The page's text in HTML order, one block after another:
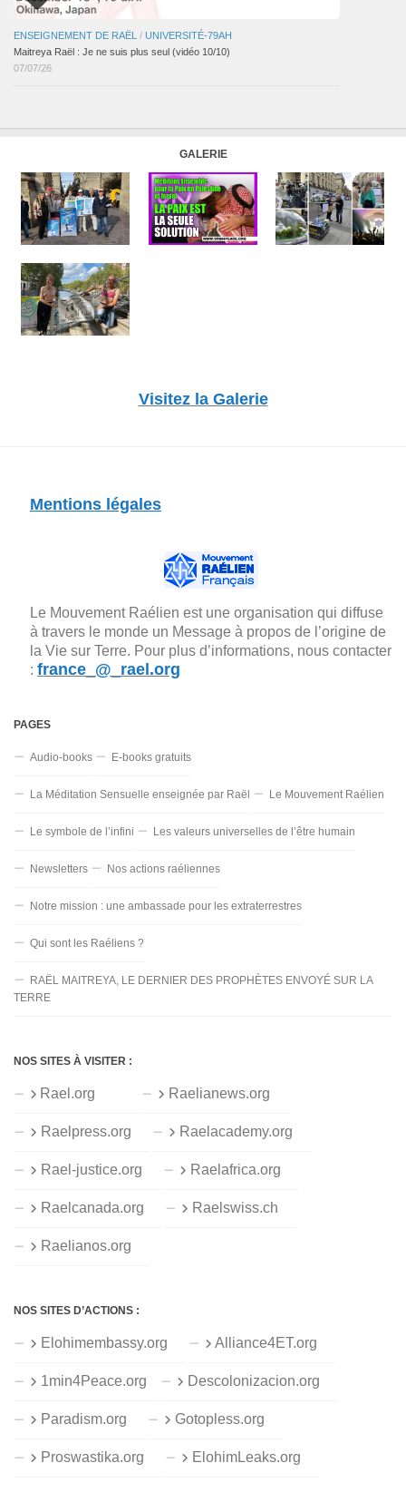
ENSEIGNEMENT DE RAËL / UNIVERSITÉ-79AH
Maitreya Raël : Je ne suis plus seul (vidéo 10/10)
07/07/26
GALERIE
Visitez la Galerie
Mentions légales
Le Mouvement Raélien est une organisation qui diffuse
à travers le monde un Message à propos de l’origine de
la Vie sur Terre. Pour plus d’informations, nous contacter
: france_@_rael.org
PAGES
Audio-books E-books gratuits
La Méditation Sensuelle enseignée par Raël Le Mouvement Raélien
Le symbole de l’infini Les valeurs universelles de l’être humain
Newsletters Nos actions raéliennes
Notre mission : une ambassade pour les extraterrestres
Qui sont les Raéliens ?
RAËL MAITREYA, LE DERNIER DES PROPHÈTES ENVOYÉ SUR LA
TERRE
NOS SITES À VISITER :
Rael.org Raelianews.org
Raelpress.org Raelacademy.org
Rael-justice.org Raelafrica.org
Raelcanada.org Raelswiss.ch
Raelianos.org
NOS SITES D’ACTIONS :
Elohimembassy.org Alliance4ET.org
1min4Peace.org Descolonizacion.org
Paradism.org Gotopless.org
Proswastika.org ElohimLeaks.org